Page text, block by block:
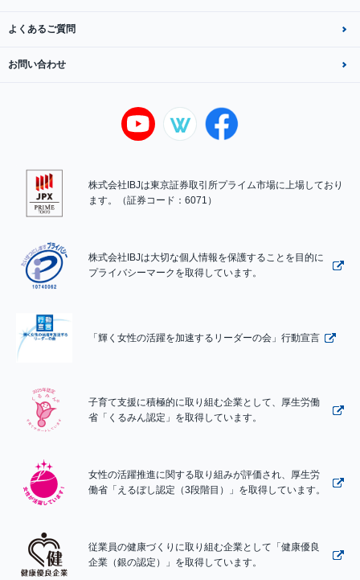
よくあるご質問
お問い合わせ
株式会社IBJは東京証券取引所プライム市場に上場しており
ます。（証券コード：6071）
株式会社IBJは大切な個人情報を保護することを目的に
プライバシーマークを取得しています。
「輝く女性の活躍を加速するリーダーの会」行動宣言
子育て支援に積極的に取り組む企業として、厚生労働
省「くるみん認定」を取得しています。
女性の活躍推進に関する取り組みが評価され、厚生労
働省「えるぼし認定（3段階目）」を取得しています。
従業員の健康づくりに取り組む企業として「健康優良
企業（銀の認定）」を取得しています。